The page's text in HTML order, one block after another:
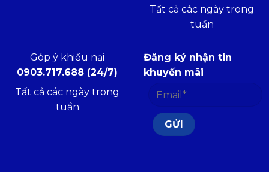
Tất cả các ngày trong
tuần
Góp ý khiếu nại
0903.717.688 (24/7)
Tất cả các ngày trong
tuần
Đăng ký nhận tin
khuyến mãi